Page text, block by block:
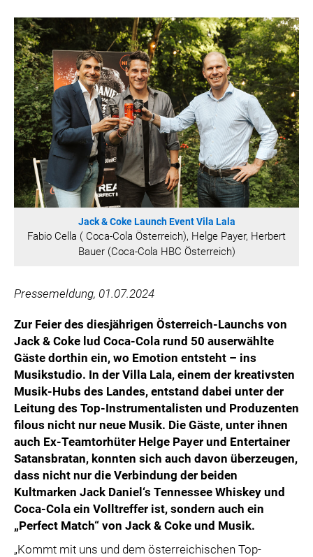
KESCH
BARFLY'S CLUB
SPORTS MEDIA AUSTRIA
CULINARIUS
RECYCLEMICH-INITIATIVE
VIER HOCH VIER
ALFIES
HANNERSBERG
WILHELM-EXNER-MEDAILLEN STIFTUNG
EWP RECYCLING PFAND ÖSTERREICH
ANNEMARIE CHARITY
TRÄGERVEREIN EINWEGPFAND
SPECIAL OLYMPICS ÖSTERREICH
MEDIA
LOGOS
COCA COLA
PRESSEKONTAKT
Jack & Coke Launch Event Vila Lala
Fabio Cella ( Coca-Cola Österreich), Helge Payer, Herbert
Bauer (Coca-Cola HBC Österreich)
Pressemeldung, 01.07.2024
Zur Feier des diesjährigen Österreich-Launchs von
Jack & Coke lud Coca-Cola rund 50 auserwählte
Gäste dorthin ein, wo Emotion entsteht – ins
Musikstudio. In der Villa Lala, einem der kreativsten
Musik-Hubs des Landes, entstand dabei unter der
Leitung des Top-Instrumentalisten und Produzenten
filous nicht nur neue Musik. Die Gäste, unter ihnen
auch Ex-Teamtorhüter Helge Payer und Entertainer
Satansbratan, konnten sich auch davon überzeugen,
dass nicht nur die Verbindung der beiden
Kultmarken Jack Daniel‘s Tennessee Whiskey und
Coca-Cola ein Volltreffer ist, sondern auch ein
„Perfect Match“ von Jack & Coke und Musik.
„Kommt mit uns und dem österreichischen Top-